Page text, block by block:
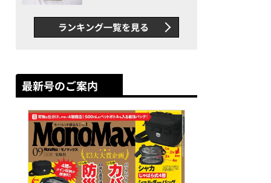
録…ほか【休日バッグの人気
記事ランキングベスト3】
（2026年6月版）
ランキング一覧を見る
最新号のご案内